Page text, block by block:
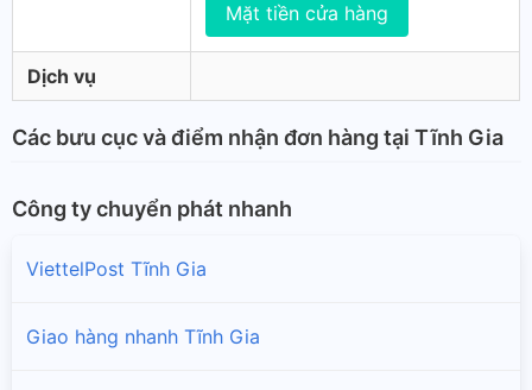
Mặt tiền cửa hàng
Dịch vụ
Các bưu cục và điểm nhận đơn hàng tại Tĩnh Gia
Công ty chuyển phát nhanh
ViettelPost Tĩnh Gia
Giao hàng nhanh Tĩnh Gia